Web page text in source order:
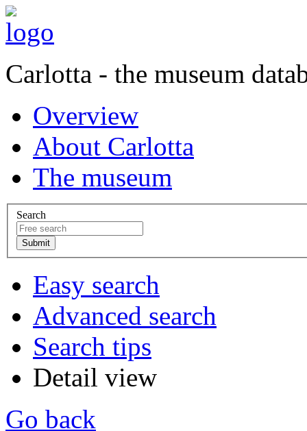
Carlotta - the museum
Overview
About Carlotta
The museum
Search
Easy search
Advanced search
Search tips
Detail view
Go back